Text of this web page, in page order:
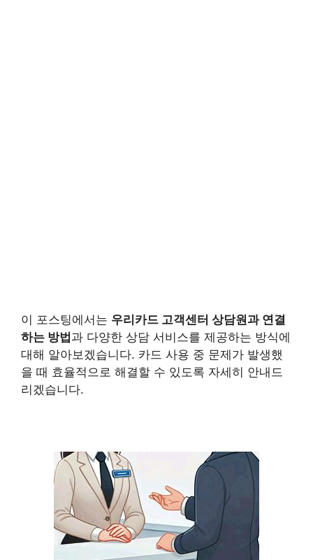
이 포스팅에서는 우리카드 고객센터 상담원과 연결
하는 방법 과 다양한 상담 서비스를 제공하는 방식에
대해 알아보겠습니다. 카드 사용 중 문제가 발생했
을 때 효율적으로 해결할 수 있도록 자세히 안내드
리겠습니다.